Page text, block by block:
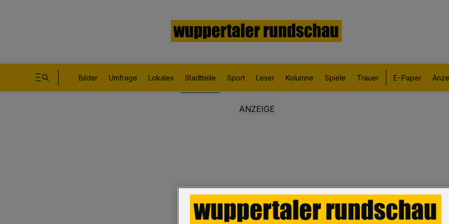
Bilder Umfrage Lokales Stadtteile Sport Leser Kolumne Spiele Trauer E-Paper